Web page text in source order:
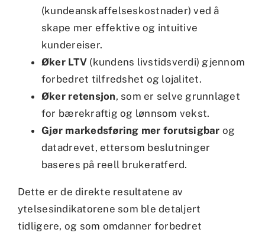
(kundeanskaffelseskostnader) ved å
skape mer effektive og intuitive
kundereiser.
Øker LTV (kundens livstidsverdi) gjennom
forbedret tilfredshet og lojalitet.
Øker retensjon, som er selve grunnlaget
for bærekraftig og lønnsom vekst.
Gjør markedsføring mer forutsigbar og
datadrevet, ettersom beslutninger
baseres på reell brukeratferd.
Dette er de direkte resultatene av
ytelsesindikatorene som ble detaljert
tidligere, og som omdanner forbedret